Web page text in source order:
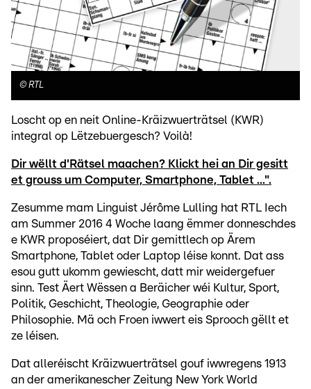
© RTL
Loscht op en neit Online-Kräizwuerträtsel (KWR)
integral op Lëtzebuergesch? Voilà!
Dir wëllt d'Rätsel maachen? Klickt hei an Dir gesitt
et grouss um Computer, Smartphone, Tablet ...".
Zesumme mam Linguist Jérôme Lulling hat RTL Iech
am Summer 2016 4 Woche laang ëmmer donneschdes
e KWR proposéiert, dat Dir gemittlech op Ärem
Smartphone, Tablet oder Laptop léise konnt. Dat ass
esou gutt ukomm gewiescht, datt mir weidergefuer
sinn. Test Äert Wëssen a Beräicher wéi Kultur, Sport,
Politik, Geschicht, Theologie, Geographie oder
Philosophie. Mä och Froen iwwert eis Sprooch gëllt et
ze léisen.
Dat alleréischt Kräizwuerträtsel gouf iwwregens 1913
an der amerikanescher Zeitung New York World